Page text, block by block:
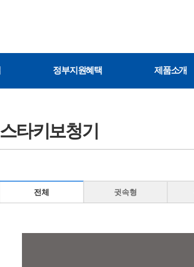
정부지원혜택 제품소개
스타키보청기
전체 귓속형